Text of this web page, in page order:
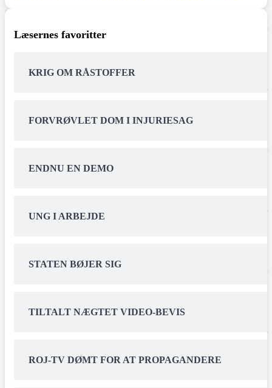
Læsernes favoritter
KRIG OM RÅSTOFFER
FORVRØVLET DOM I INJURIESAG
ENDNU EN DEMO
UNG I ARBEJDE
STATEN BØJER SIG
TILTALT NÆGTET VIDEO-BEVIS
ROJ-TV DØMT FOR AT PROPAGANDERE